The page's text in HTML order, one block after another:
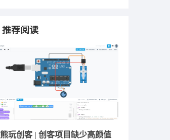
推荐阅读
玩创客 | 创客项目缺少高颜值